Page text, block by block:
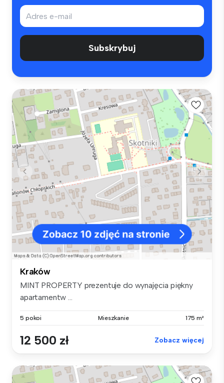
Subskrybuj
Kraków
MINT PROPERTY prezentuje do wynajęcia piękny
apartamentw ...
5 pokoi Mieszkanie 175 m²
12 500 zł Zobacz więcej